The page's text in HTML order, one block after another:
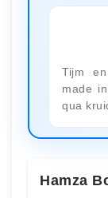
Tijm
made
qua
Hamza